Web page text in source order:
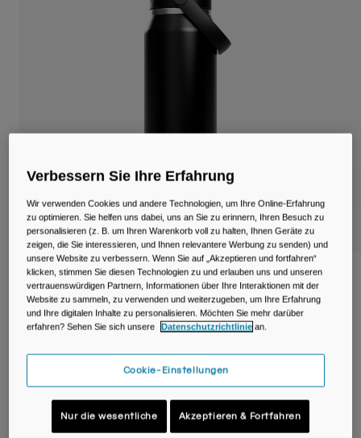
Becher & Travel Mugs
Zubehör
Alle kaufen
Thrive™ Chug 950ml Flasche, isolierter
Edelstahl
Artikelnr.38264-001-OS
Farben -Black
Verbessern Sie Ihre Erfahrung
Wir verwenden Cookies und andere Technologien, um Ihre Online-Erfahrung
zu optimieren. Sie helfen uns dabei, uns an Sie zu erinnern, Ihren Besuch zu
personalisieren (z. B. um Ihren Warenkorb voll zu halten, Ihnen Geräte zu
zeigen, die Sie interessieren, und Ihnen relevantere Werbung zu senden) und
unsere Website zu verbessern. Wenn Sie auf „Akzeptieren und fortfahren“
klicken, stimmen Sie diesen Technologien zu und erlauben uns und unseren
vertrauenswürdigen Partnern, Informationen über Ihre Interaktionen mit der
Website zu sammeln, zu verwenden und weiterzugeben, um Ihre Erfahrung
und Ihre digitalen Inhalte zu personalisieren. Möchten Sie mehr darüber
erfahren? Sehen Sie sich unsere
Datenschutzrichtlinie an.
Cookie-Einstellungen
Nur die wesentliche Akzeptieren & Fortfahren